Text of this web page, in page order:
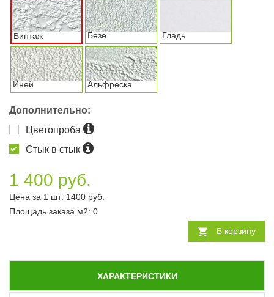
Винтаж Безе Гладь
Иней Альфреска
Дополнительно:
Цветопроба
Стык в стык
1 400 руб.
Цена за 1 шт: 1400 руб.
Площадь заказа м2: 0
В корзину
ХАРАКТЕРИСТИКИ